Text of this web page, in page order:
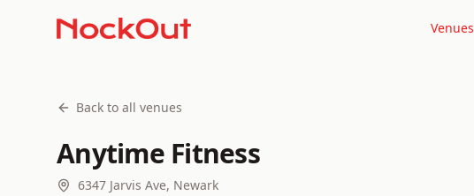
Venues
Back to all venues
Anytime Fitness
6347 Jarvis Ave, Newark